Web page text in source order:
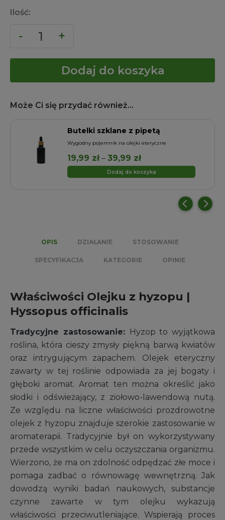
Ilość:
Dodaj do koszyka
Może Ci się przydać również...
Butelki szklane z pipetą
Wygodny pojemnik na olejki eteryczne
19,99 zł – 39,99 złZakres
cen:
Dodaj do koszyka
OPIS DZIAŁANIE STOSOWANIE
SPECYFIKACJA KATEGORIE OPINIE
Właściwości Olejku z hyzopu |
Hyssopus officinalis
Tradycyjne zastosowanie:
Hyzop to wyjątkowa
roślina, która cieszy zmysły piękną barwą kwiatów
oraz intrygującym zapachem. Olejek eteryczny
zawarty w tej roślinie odpowiada za jej bogaty i
głęboki aromat. Aromat ten można określić jako
słodki i odświeżający, z ziołowo-lawendową nutą.
Ze względu na liczne właściwości prozdrowotne
olejek z hyzopu znajduje szerokie zastosowanie w
aromaterapii. Tradycyjnie był on wykorzystywany
przede wszystkim w celu oczyszczania organizmu.
Wierzono, że ma on zdolność odpędzać złe moce i
pomaga zadbać o równowagę wewnętrzną. Jak
dowodzą wyniki badań naukowych, substancje
czynne zawarte w tym olejku wykazują
właściwości przeciwutleniające. Wspierają proces